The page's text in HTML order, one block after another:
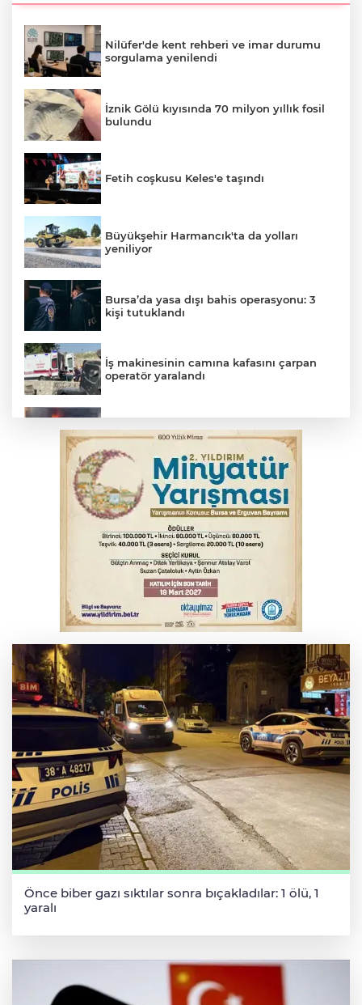
Nilüfer'de kent rehberi ve imar durumu
sorgulama yenilendi
İznik Gölü kıyısında 70 milyon yıllık fosil
bulundu
Fetih coşkusu Keles'e taşındı
Büyükşehir Harmancık'ta da yolları
yeniliyor
Bursa’da yasa dışı bahis operasyonu: 3
kişi tutuklandı
İş makinesinin camına kafasını çarpan
operatör yaralandı
sıçrayan alevler söndürüldü
Otomobil kanala uçtu: 2 yaralı
Bursa'da Mustafa Keser'den müzik ve
kahkaha dolu gece
Elektrik akımına kapılan işçi hayatını
kaybetti
Önce biber gazı sıktılar sonra bıçakladılar: 1 ölü, 1
yaralı